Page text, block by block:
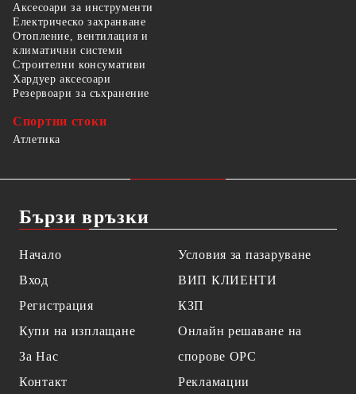
Аксесоари за инструменти
Електрическо захранване
Отопление, вентилация и
климатични системи
Строителни консумативи
Хардуер аксесоари
Резервоари за съхранение
Спортни стоки
Атлетика
Бързи връзки
Начало
Вход
Регистрация
Купи на изплащане
За Нас
Контакт
Условия за пазаруване
ВИП КЛИЕНТИ
КЗП
Онлайн решаване на
спорове OPC
Рекламации